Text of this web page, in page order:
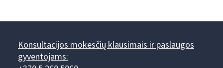
Konsultacijos mokesčių klausimais ir paslaugos
gyventojams: